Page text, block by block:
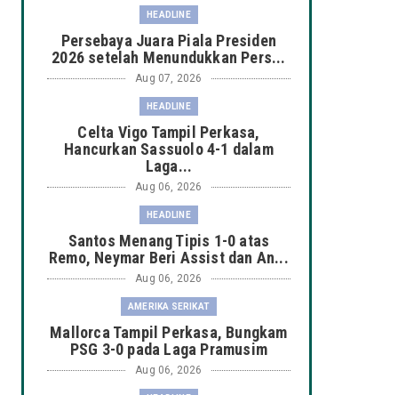
HEADLINE
Persebaya Juara Piala Presiden
2026 setelah Menundukkan Pers...
Aug 07, 2026
HEADLINE
Celta Vigo Tampil Perkasa,
Hancurkan Sassuolo 4-1 dalam
Laga...
Aug 06, 2026
HEADLINE
Santos Menang Tipis 1-0 atas
Remo, Neymar Beri Assist dan An...
Aug 06, 2026
AMERIKA SERIKAT
Mallorca Tampil Perkasa, Bungkam
PSG 3-0 pada Laga Pramusim
Aug 06, 2026